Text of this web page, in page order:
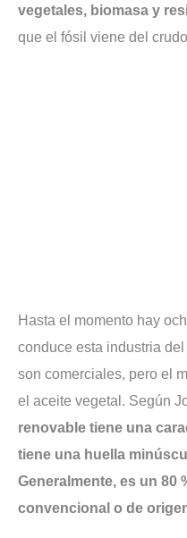
vegetales, biomasa y
que el fósil viene del
Hasta el momento hay
conduce esta industria
son comerciales, pero el
el aceite vegetal. Según
renovable tiene una
tiene una huella
Generalmente, es un 80
convencional o de